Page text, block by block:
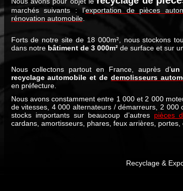
marchés suivants : l’exportation de pièces
rénovation automobile.
Forts de notre site de 18 000m², nous stockons
dans notre bâtiment de 3 000m²de surface et sur
Nous collectons partout en France, auprès d’un
recyclage automobile et dedemolisseurs
en préfecture.
Nous avons constamment entre 1 000 et 2 000
de vitesses, 4 000 alternateurs / démarreurs, 2
stocks importants sur beaucoup d’autres pièces
cardans, amortisseurs, phares, feux arrières, portes,
Recyclage &